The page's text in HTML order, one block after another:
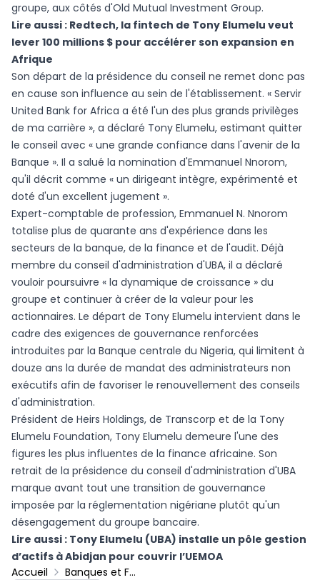
groupe, aux côtés d'Old Mutual Investment Group.
Lire aussi : Redtech, la fintech de Tony Elumelu veut
lever 100 millions $ pour accélérer son expansion en
Afrique
Son départ de la présidence du conseil ne remet donc pas
en cause son influence au sein de l'établissement. « Servir
United Bank for Africa a été l'un des plus grands privilèges
de ma carrière », a déclaré Tony Elumelu, estimant quitter
le conseil avec « une grande confiance dans l'avenir de la
Banque ». Il a salué la nomination d'Emmanuel Nnorom,
qu'il décrit comme « un dirigeant intègre, expérimenté et
doté d'un excellent jugement ».
Expert-comptable de profession, Emmanuel N. Nnorom
totalise plus de quarante ans d'expérience dans les
secteurs de la banque, de la finance et de l'audit. Déjà
membre du conseil d'administration d'UBA, il a déclaré
vouloir poursuivre « la dynamique de croissance » du
groupe et continuer à créer de la valeur pour les
actionnaires. Le départ de Tony Elumelu intervient dans le
cadre des exigences de gouvernance renforcées
introduites par la Banque centrale du Nigeria, qui limitent à
douze ans la durée de mandat des administrateurs non
exécutifs afin de favoriser le renouvellement des conseils
d'administration.
Président de Heirs Holdings, de Transcorp et de la Tony
Elumelu Foundation, Tony Elumelu demeure l'une des
figures les plus influentes de la finance africaine. Son
retrait de la présidence du conseil d'administration d'UBA
marque avant tout une transition de gouvernance
imposée par la réglementation nigériane plutôt qu'un
désengagement du groupe bancaire.
Lire aussi : Tony Elumelu (UBA) installe un pôle gestion
d’actifs à Abidjan pour couvrir l’UEMOA
Accueil
Banques et Finance